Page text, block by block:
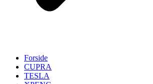
Forside
CUPRA
TESLA